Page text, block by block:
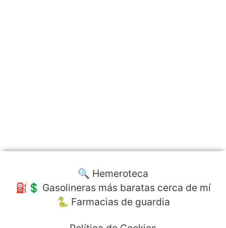
🔍 Hemeroteca
⛽️💲 Gasolineras más baratas cerca de mí
🐍 Farmacias de guardia